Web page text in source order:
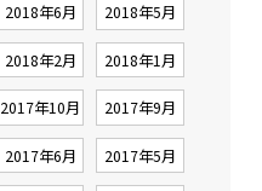
2018年6月 2018年5月
2018年2月 2018年1月
2017年10月 2017年9月
2017年6月 2017年5月